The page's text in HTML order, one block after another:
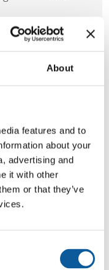
About
features and to
about your
advertising and
it with other
or that they’ve
Bedeutung
wird und
ein Text
gleichgültig
Botschaft
wird und
stärkt Ihre
bei und
auf Ihren
– hier